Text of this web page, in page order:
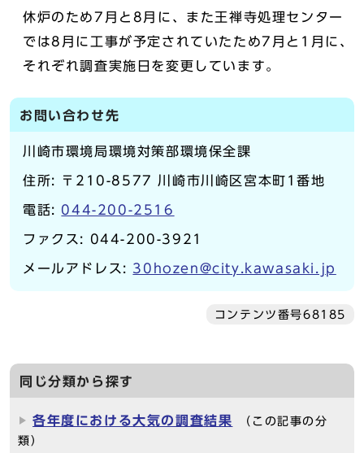
休炉のため7月と8月に、また王禅寺処理センター
では8月に工事が予定されていたため7月と1月に、
それぞれ調査実施日を変更しています。
お問い合わせ先
川崎市環境局環境対策部環境保全課
住所: 〒210-8577 川崎市川崎区宮本町1番地
電話: 044-200-2516
ファクス: 044-200-3921
メールアドレス: 30hozen@city.kawasaki.jp
コンテンツ番号68185
同じ分類から探す
各年度における大気の調査結果
（この記事の分
類）